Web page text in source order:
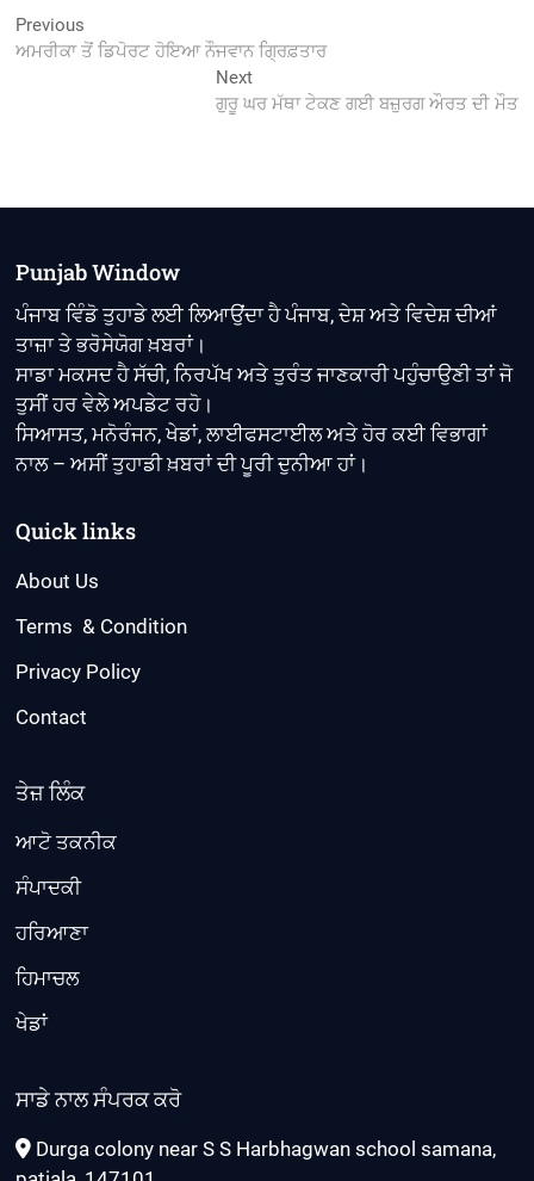
Post
navigation
Previous
post:
ਅਮਰੀਕਾ ਤੋਂ ਡਿਪੋਰਟ ਹੋਇਆ ਨੌਜਵਾਨ ਗ੍ਰਿਫ਼ਤਾਰ
NextNext
post:
ਗੁਰੂ ਘਰ ਮੱਥਾ ਟੇਕਣ ਗਈ ਬਜ਼ੁਰਗ ਔਰਤ ਦੀ ਮੌਤ
Punjab Window
ਪੰਜਾਬ ਵਿੰਡੋ ਤੁਹਾਡੇ ਲਈ ਲਿਆਉਂਦਾ ਹੈ ਪੰਜਾਬ, ਦੇਸ਼ ਅਤੇ ਵਿਦੇਸ਼ ਦੀਆਂ
ਤਾਜ਼ਾ ਤੇ ਭਰੋਸੇਯੋਗ ਖ਼ਬਰਾਂ।
ਸਾਡਾ ਮਕਸਦ ਹੈ ਸੱਚੀ, ਨਿਰਪੱਖ ਅਤੇ ਤੁਰੰਤ ਜਾਣਕਾਰੀ ਪਹੁੰਚਾਉਣੀ ਤਾਂ ਜੋ
ਤੁਸੀਂ ਹਰ ਵੇਲੇ ਅਪਡੇਟ ਰਹੋ।
ਸਿਆਸਤ, ਮਨੋਰੰਜਨ, ਖੇਡਾਂ, ਲਾਈਫਸਟਾਈਲ ਅਤੇ ਹੋਰ ਕਈ ਵਿਭਾਗਾਂ
ਨਾਲ – ਅਸੀਂ ਤੁਹਾਡੀ ਖ਼ਬਰਾਂ ਦੀ ਪੂਰੀ ਦੁਨੀਆ ਹਾਂ।
Quick links
About Us
Terms & Condition
Privacy Policy
Contact
ਤੇਜ਼ ਲਿੰਕ
ਆਟੋ ਤਕਨੀਕ
ਸੰਪਾਦਕੀ
ਹਰਿਆਣਾ
ਹਿਮਾਚਲ
ਖੇਡਾਂ
ਸਾਡੇ ਨਾਲ ਸੰਪਰਕ ਕਰੋ
Durga colony near S S Harbhagwan school samana,